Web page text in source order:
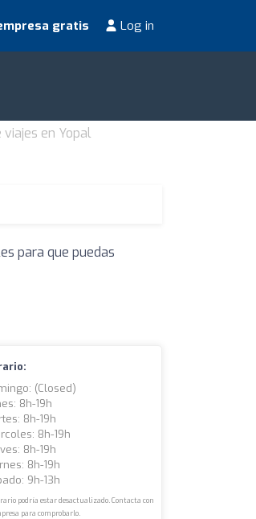
gratis Log in
viajes en Yopal
para que puedas
(closed)
8h-19h
8h-19h
8h-19h
8h-19h
8h-19h
9h-13h
podría estar desactualizado. Contacta con
para comprobarlo.